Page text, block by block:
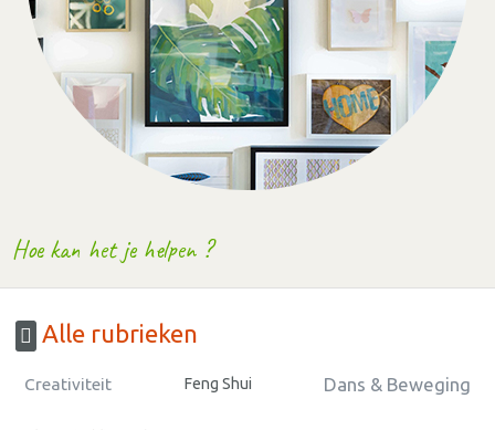
Hoe kan het je helpen ?
Alle rubrieken
Creativiteit Feng Shui Dans & Beweging